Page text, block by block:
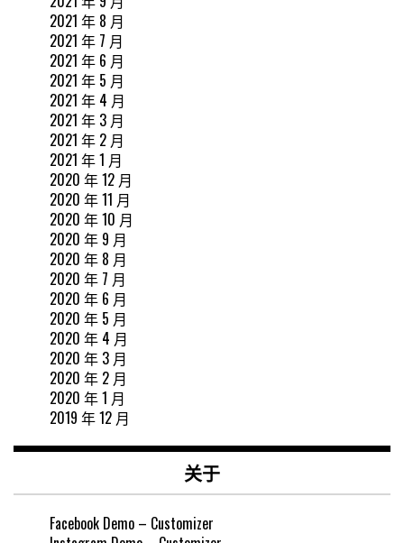
2021 年 8 月
2021 年 7 月
2021 年 6 月
2021 年 5 月
2021 年 4 月
2021 年 3 月
2021 年 2 月
2021 年 1 月
2020 年 12 月
2020 年 11 月
2020 年 10 月
2020 年 9 月
2020 年 8 月
2020 年 7 月
2020 年 6 月
2020 年 5 月
2020 年 4 月
2020 年 3 月
2020 年 2 月
2020 年 1 月
2019 年 12 月
关于
Facebook Demo – Customizer